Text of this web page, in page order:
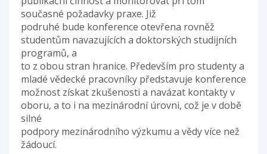
současné požadavky praxe. Již
podruhé bude konference otevřena rovněž
studentům navazujících a doktorských studijních
programů, a
to z obou stran hranice. Především pro studenty a
mladé vědecké pracovníky představuje konference
možnost získat zkušenosti a navázat kontakty v
oboru, a to i na mezinárodní úrovni, což je v době
silné
podpory mezinárodního výzkumu a vědy více než
žádoucí.